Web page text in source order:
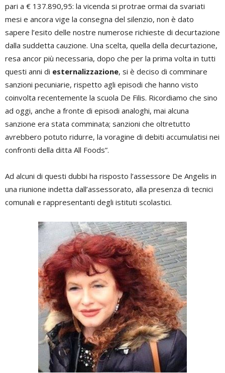
pari a € 137.890,95: la vicenda si protrae ormai da svariati
mesi e ancora vige la consegna del silenzio, non è dato
sapere l’esito delle nostre numerose richieste di decurtazione
dalla suddetta cauzione. Una scelta, quella della decurtazione,
resa ancor più necessaria, dopo che per la prima volta in tutti
questi anni di esternalizzazione, si è deciso di comminare
sanzioni pecuniarie, rispetto agli episodi che hanno visto
coinvolta recentemente la scuola De Filis. Ricordiamo che sino
ad oggi, anche a fronte di episodi analoghi, mai alcuna
sanzione era stata comminata; sanzioni che oltretutto
avrebbero potuto ridurre, la voragine di debiti accumulatisi nei
confronti della ditta All Foods”.
Ad alcuni di questi dubbi ha risposto l’assessore De Angelis in
una riunione indetta dall’assessorato, alla presenza di tecnici
comunali e rappresentanti degli istituti scolastici.